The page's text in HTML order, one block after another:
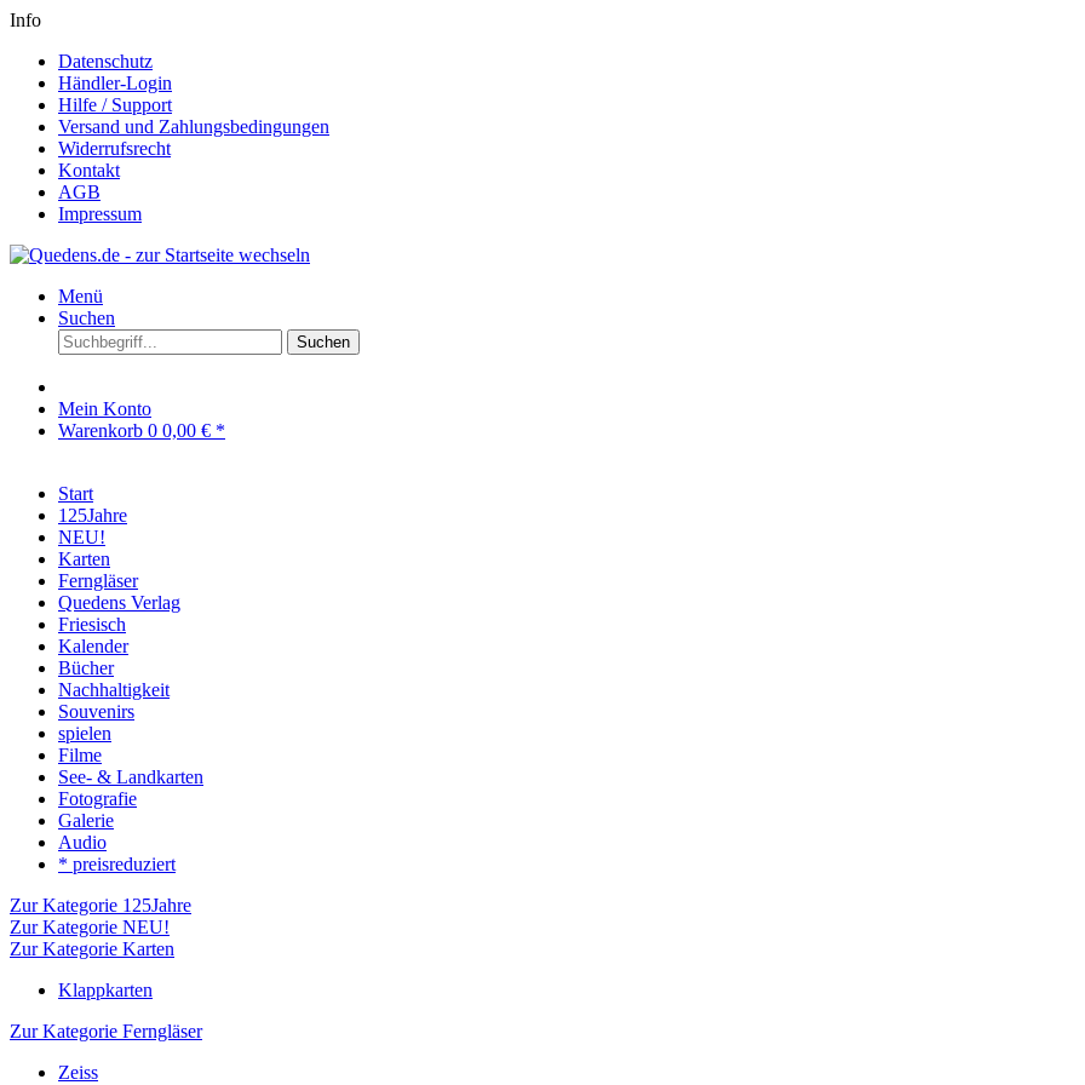
Info
Datenschutz
Händler-Login
Hilfe / Support
Versand und Zahlungsbedingungen
Widerrufsrecht
Kontakt
AGB
Impressum
Menü
Suchen
Suchen
Mein Konto
Warenkorb 0 0,00 € *
Start
125Jahre
NEU!
Karten
Ferngläser
Quedens Verlag
Friesisch
Kalender
Bücher
Nachhaltigkeit
Souvenirs
spielen
Filme
See- & Landkarten
Fotografie
Galerie
Audio
* preisreduziert
Zur Kategorie 125Jahre
Zur Kategorie NEU!
Zur Kategorie Karten
Klappkarten
Zur Kategorie Ferngläser
Zeiss